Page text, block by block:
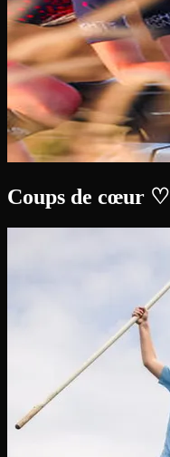
Coups de cœur ♡